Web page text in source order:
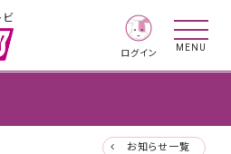
ビ
ログイン
MENU
お知らせ一覧